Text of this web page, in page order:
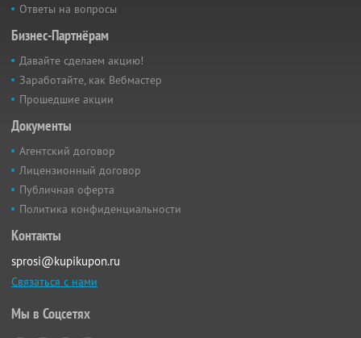
Ответы на вопросы
Бизнес-Партнёрам
Давайте сделаем акцию!
Заработайте, как Вебмастер
Прошедшие акции
Документы
Агентский договор
Лицензионный договор
Публичная оферта
Политика конфиденциальности
Контакты
sprosi@kupikupon.ru
Связаться с нами
Мы в Соцсетях